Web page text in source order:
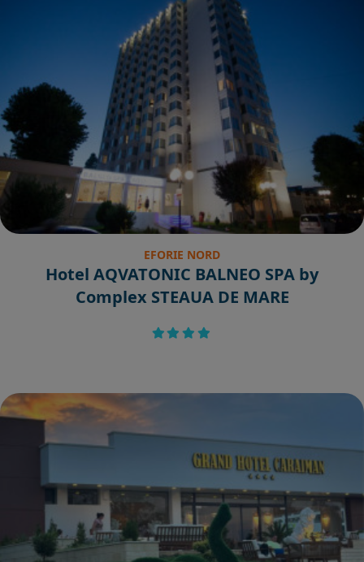
EFORIE NORD
Hotel AQVATONIC BALNEO SPA by
Complex STEAUA DE MARE